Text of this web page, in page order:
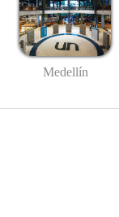
Medellín